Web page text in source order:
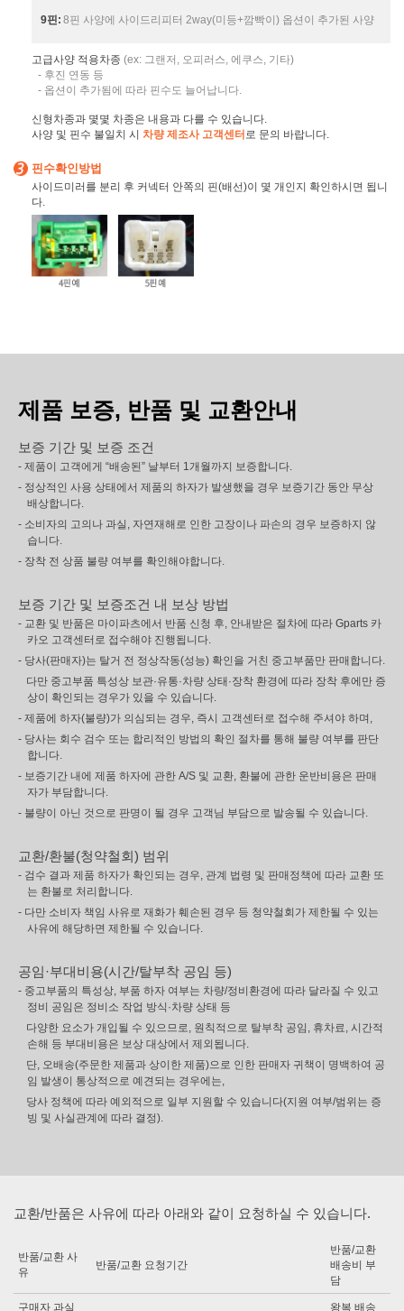
9핀: 8핀 사양에 사이드리피터 2way(미등+깜빡이) 옵션이 추가된 사양
고급사양 적용차종 (ex: 그랜저, 오피러스, 에쿠스, 기타)
- 후진 연동 등
- 옵션이 추가됨에 따라 핀수도 늘어납니다.
신형차종과 몇몇 차종은 내용과 다를 수 있습니다.
사양 및 핀수 불일치 시 차량 제조사 고객센터 로 문의 바랍니다.
핀수확인방법
사이드미러를 분리 후 커넥터 안쪽의 핀(배선)이 몇 개인지 확인하시면 됩니
다.
제품 보증, 반품 및 교환안내
보증 기간 및 보증 조건
- 제품이 고객에게 “배송된” 날부터 1개월까지 보증합니다.
- 정상적인 사용 상태에서 제품의 하자가 발생했을 경우 보증기간 동안 무상
배상합니다.
- 소비자의 고의나 과실, 자연재해로 인한 고장이나 파손의 경우 보증하지 않
습니다.
- 장착 전 상품 불량 여부를 확인해야합니다.
보증 기간 및 보증조건 내 보상 방법
- 교환 및 반품은 마이파츠에서 반품 신청 후, 안내받은 절차에 따라 Gparts 카
카오 고객센터로 접수해야 진행됩니다.
- 당사(판매자)는 탈거 전 정상작동(성능) 확인을 거친 중고부품만 판매합니다.
다만 중고부품 특성상 보관·유통·차량 상태·장착 환경에 따라 장착 후에만 증
상이 확인되는 경우가 있을 수 있습니다.
- 제품에 하자(불량)가 의심되는 경우, 즉시 고객센터로 접수해 주셔야 하며,
- 당사는 회수 검수 또는 합리적인 방법의 확인 절차를 통해 불량 여부를 판단
합니다.
- 보증기간 내에 제품 하자에 관한 A/S 및 교환, 환불에 관한 운반비용은 판매
자가 부담합니다.
- 불량이 아닌 것으로 판명이 될 경우 고객님 부담으로 발송될 수 있습니다.
교환/환불(청약철회) 범위
- 검수 결과 제품 하자가 확인되는 경우, 관계 법령 및 판매정책에 따라 교환 또
는 환불로 처리합니다.
- 다만 소비자 책임 사유로 재화가 훼손된 경우 등 청약철회가 제한될 수 있는
사유에 해당하면 제한될 수 있습니다.
공임·부대비용(시간/탈부착 공임 등)
- 중고부품의 특성상, 부품 하자 여부는 차량/정비환경에 따라 달라질 수 있고
정비 공임은 정비소 작업 방식·차량 상태 등
다양한 요소가 개입될 수 있으므로, 원칙적으로 탈부착 공임, 휴차료, 시간적
손해 등 부대비용은 보상 대상에서 제외됩니다.
단, 오배송(주문한 제품과 상이한 제품)으로 인한 판매자 귀책이 명백하여 공
임 발생이 통상적으로 예견되는 경우에는,
당사 정책에 따라 예외적으로 일부 지원할 수 있습니다(지원 여부/범위는 증
빙 및 사실관계에 따라 결정).
교환/반품은 사유에 따라 아래와 같이 요청하실 수 있습니다.
반품/교환 사
유
반품/교환 요청기간
반품/교환
배송비 부
담
구매자 과실 왕복 배송